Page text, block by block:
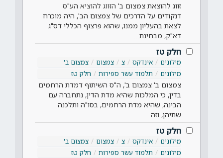
זווג להוצאת צמצום ב' הזווג להוציא הע"ס
דנקודים על הדרכים של צמצום הב', היה מוכרח
לצאת בהעליון ממנו, שהוא פרצוף הכללי דס"ג
דא"ק, מבחינת…
חלק טז
מילונים אינדקס צ צמצום
צמצום ב'
מילונים
תלמוד עשר ספירות חלק טז
צמצום ב' צמצום ב', ה"ס השיתוף דמדת הרחמים
בדין, כי המלכות שהיא מדת הדין, נתחברה עם
הבינה, שהיא מדת הרחמים, בסו"ה ותלכנה
שתיהן, וזה…
חלק טז
מילונים אינדקס צ צמצום
צמצום ב'
מילונים
תלמוד עשר ספירות חלק טז